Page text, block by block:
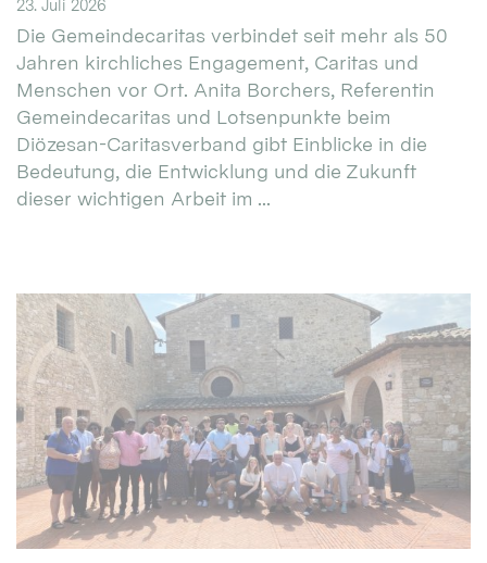
23. Juli 2026
Die Gemeindecaritas verbindet seit mehr als 50
Jahren kirchliches Engagement, Caritas und
Menschen vor Ort. Anita Borchers, Referentin
Gemeindecaritas und Lotsenpunkte beim
Diözesan-Caritasverband gibt Einblicke in die
Bedeutung, die Entwicklung und die Zukunft
dieser wichtigen Arbeit im ...